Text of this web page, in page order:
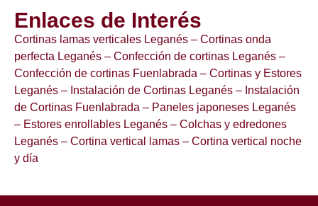
Enlaces de Interés
Cortinas lamas verticales Leganés – Cortinas onda
perfecta Leganés – Confección de cortinas Leganés –
Confección de cortinas Fuenlabrada – Cortinas y Estores
Leganés – Instalación de Cortinas Leganés – Instalación
de Cortinas Fuenlabrada – Paneles japoneses Leganés
– Estores enrollables Leganés – Colchas y edredones
Leganés – Cortina vertical lamas – Cortina vertical noche
y día